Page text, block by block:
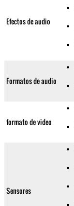
Efectos de audio
Formatos de audio
formato de video
Sensores